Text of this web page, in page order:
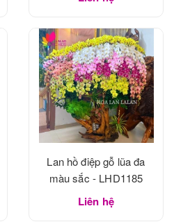
Lan hồ điệp gỗ lũa đa
màu sắc - LHD1185
Liên hệ